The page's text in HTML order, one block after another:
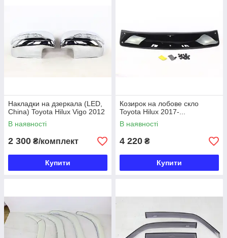
Накладки на дзеркала (LED,
China) Toyota Hilux Vigo 2012
В наявності
2 300 ₴/комплект
Купити
Козирок на лобове скло
Toyota Hilux 2017-...
В наявності
4 220 ₴
Купити